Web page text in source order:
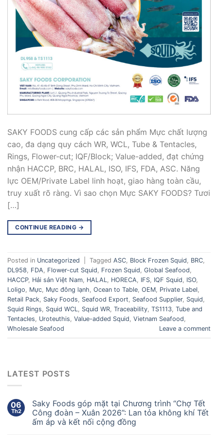
SAKY FOODS cung cấp các sản phẩm Mực chất lượng
cao, đa dạng quy cách WR, WCL, Tube & Tentacles,
Rings, Flower-cut; IQF/Block; Value-added, đạt chứng
nhận HACCP, BRC, HALAL, ISO, IFS, FDA, ASC. Năng
lực OEM/Private Label linh hoạt, giao hàng toàn cầu,
truy xuất rõ ràng. Vì sao chọn Mực SAKY FOODS? Tươi
[…]
CONTINUE READING →
Posted in Uncategorized Tagged ASC Block Frozen Squid BRC
DL958
FDA Flower-cut Squid Frozen Squid Global Seafood
HACCP, Hải sản Việt Nam HALAL HORECA IFS IQF Squid ISO
Loligo
Mực Mực đông lạnh Ocean to Table OEM Private Label
Retail Pack Saky Foods Seafood Export Seafood Supplier, Squid
Squid Rings
Squid WCL Squid WR Traceability TS1113 Tube and
Tentacles
Uroteuthis Value-added Squid Vietnam Seafood
Wholesale Seafood
Leave a comment
LATEST POSTS
06
Th2
Saky Foods góp mặt tại Chương trình “Chợ Tết
Công đoàn – Xuân 2026”: Lan tỏa không khí Tết
ấm áp và kết nối cộng đồng